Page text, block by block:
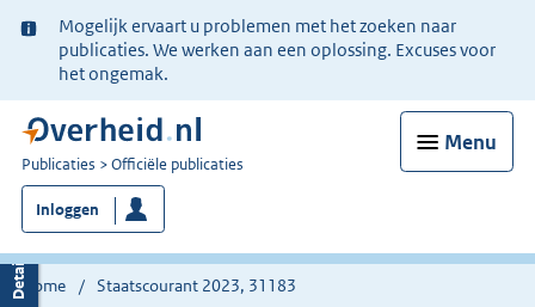
Ter
informatie:
Mogelijk ervaart u problemen met het zoeken naar
publicaties. We werken aan een oplossing. Excuses voor
het ongemak.
Menu
U
bent
nu
hier:
Publicaties Officiële publicaties
Inloggen
Home Staatscourant 2023, 31183